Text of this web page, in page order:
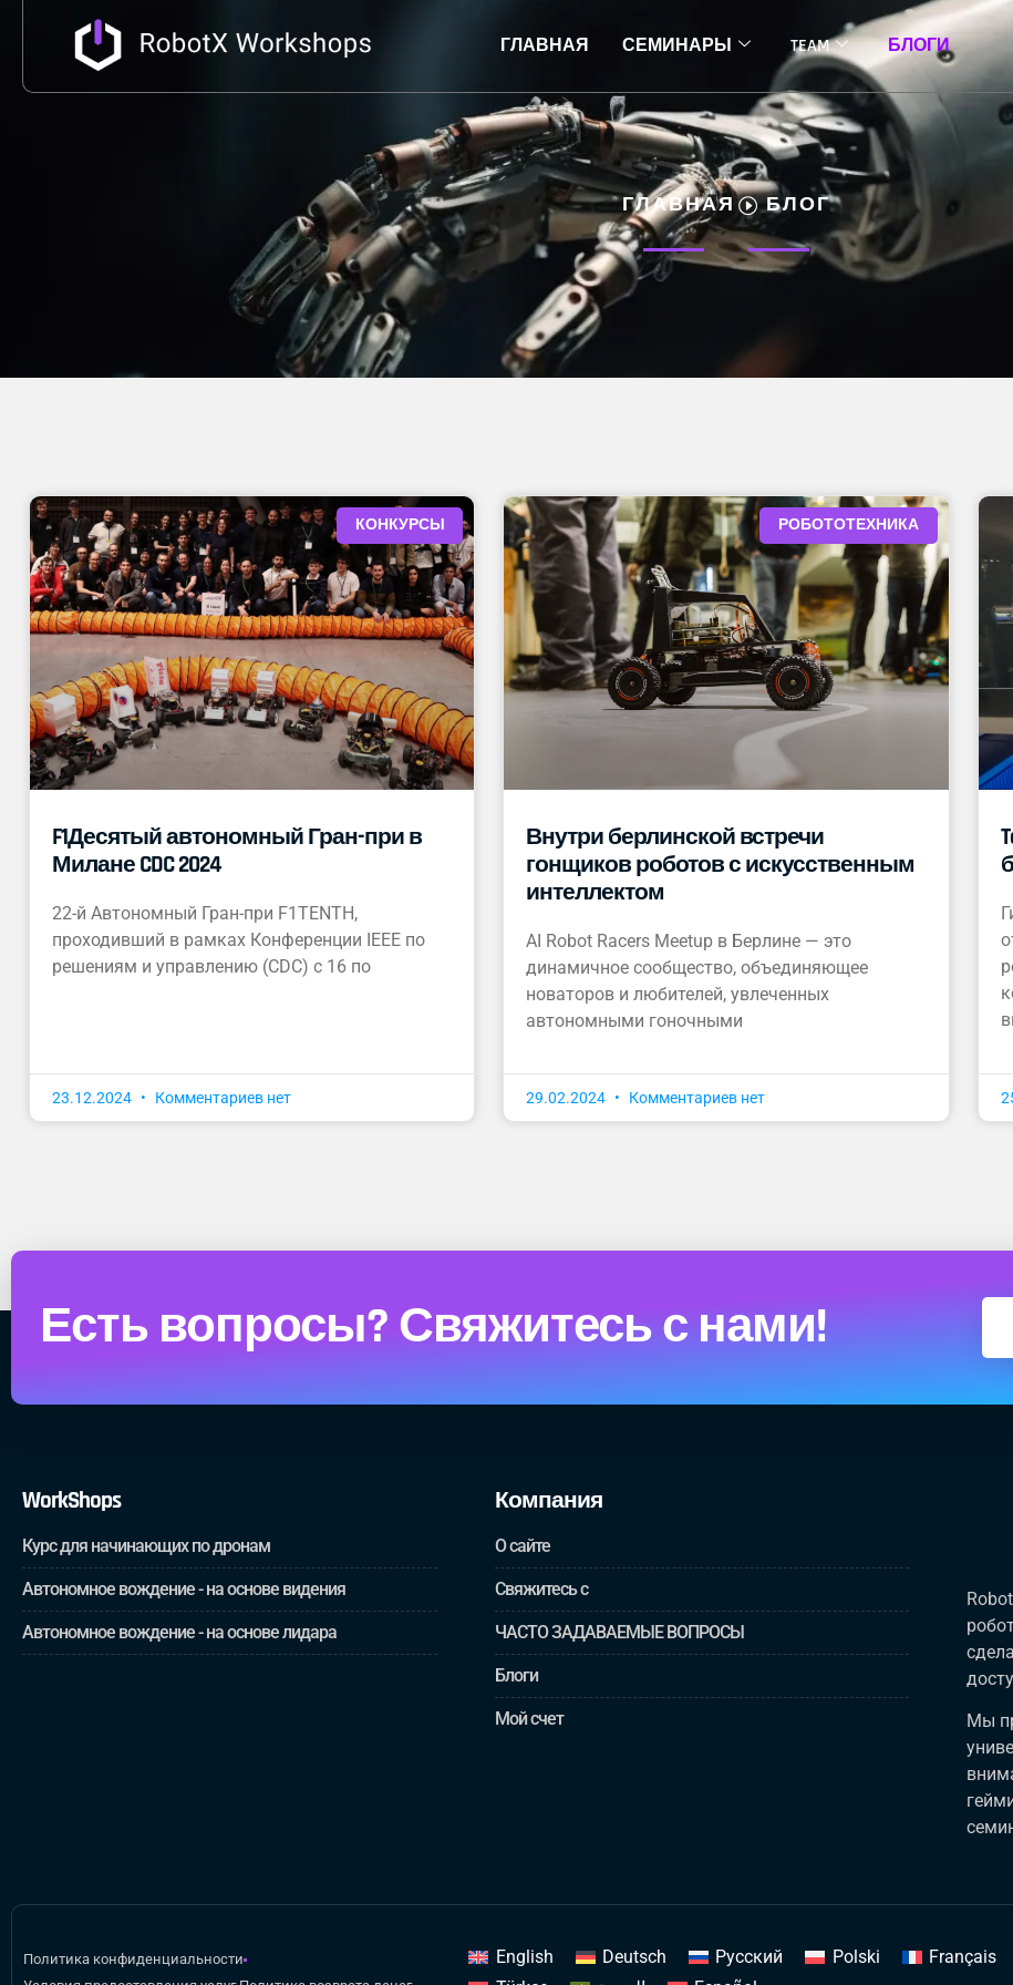
ГЛАВНАЯ СЕМИНАРЫ TEAM БЛОГИ
ГЛАВНАЯ БЛОГ
КОНКУРСЫ
F1Десятый автономный Гран-при в
Милане CDC 2024
22-й Автономный Гран-при F1TENTH,
проходивший в рамках Конференции IEEE по
решениям и управлению (CDC) с 16 по
23.12.2024 Комментариев нет
РОБОТОТЕХНИКА
Внутри берлинской встречи
гонщиков роботов с искусственным
интеллектом
AI Robot Racers Meetup в Берлине — это
динамичное сообщество, объединяющее
новаторов и любителей, увлеченных
автономными гоночными
29.02.2024 Комментариев нет
Есть вопросы? Свяжитесь с нами!
WorkShops
Курс для начинающих по дронам
Автономное вождение - на основе видения
Автономное вождение - на основе лидара
Компания
О сайте
Свяжитесь с
ЧАСТО ЗАДАВАЕМЫЕ ВОПРОСЫ
Блоги
Мой счет
Мы
Политика конфиденциальности
English Deutsch Русский Polski
Français